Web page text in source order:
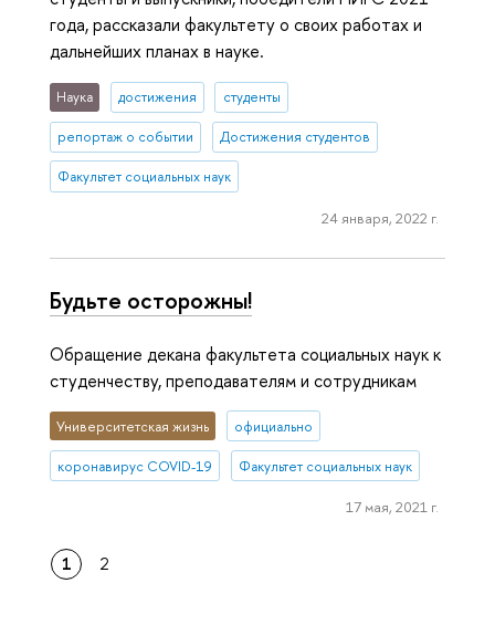
года, рассказали факультету о своих работах и
дальнейших планах в науке.
Наука достижения студенты
репортаж о событии Достижения студентов
Факультет социальных наук
24 января, 2022 г.
Будьте осторожны!
Обращение декана факультета социальных наук к
студенчеству, преподавателям и сотрудникам
Университетская жизнь официально
коронавирус COVID-19 Факультет социальных наук
17 мая, 2021 г.
1 2